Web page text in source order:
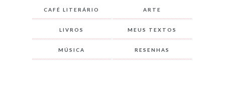
CAFÉ LITERÁRIO ARTE
LIVROS MEUS TEXTOS
MÚSICA RESENHAS